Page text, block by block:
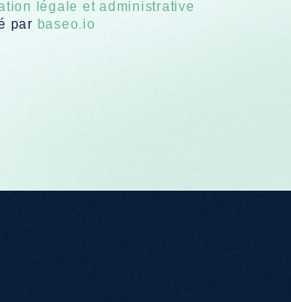
légale et administrative
par baseo.io